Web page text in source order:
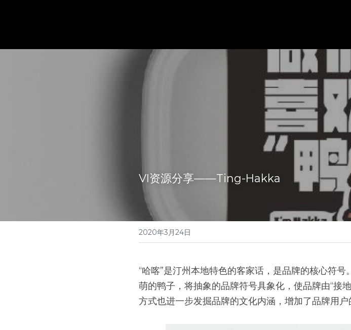
VI资源分享——Ting-Hakka
2020年3月24日
“哈喀”是汀州本地特色的客家话，是品牌的核心符
萌的鸭子，将抽象的品牌符号具象化，使品牌由“接
方式也进一步发掘品牌的文化内涵，增加了品牌用户